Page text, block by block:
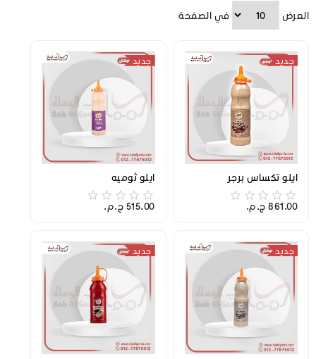
العرض في الصفحة
جديد
ايلو تكساس برجر
861.00 ج.م.‏
جديد
ايلو ثوميه
515.00 ج.م.‏
جديد جديد